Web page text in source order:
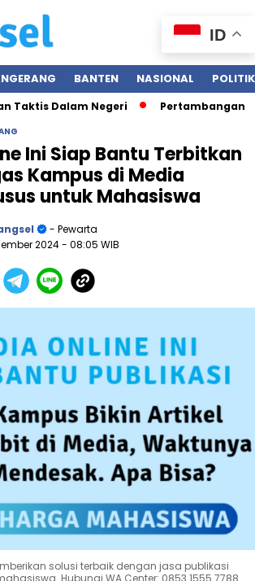
BANTEN NASIONAL POLITIK
Dalam Negeri Pertambangan
Ini Siap Bantu Terbitkan
Kampus di Media
untuk Mahasiswa
- Pewarta
2024- 08:05 WIB
solusi terbaik dengan jasa publikasi
Hubungi WA Center: 0853 1555 7788.
ID